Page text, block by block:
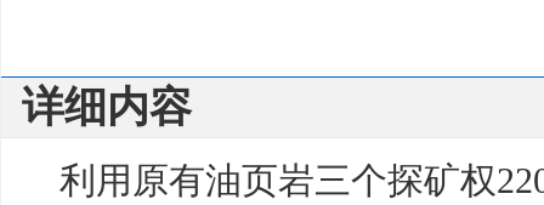
详细内容
利用原有油页岩三个探矿权